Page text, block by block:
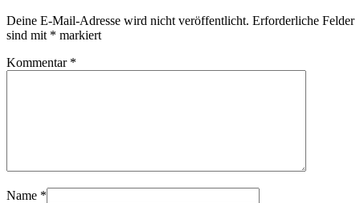
Deine E-Mail-Adresse wird nicht veröffentlicht. Erforderliche Felder
sind mit * markiert
Kommentar *
Name *